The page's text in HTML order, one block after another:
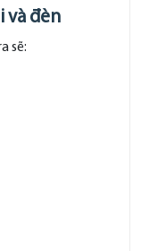
và đèn
sẽ: